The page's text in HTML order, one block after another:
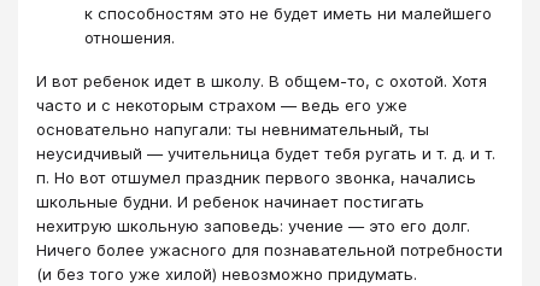
к способностям это не будет иметь ни малейшего
отношения.
И вот ребенок идет в школу. В общем-то, с охотой. Хотя
часто и с некоторым страхом ― ведь его уже
основательно напугали: ты невнимательный, ты
неусидчивый ― учительница будет тебя ругать и т. д. и т.
п. Но вот отшумел праздник первого звонка, начались
школьные будни. И ребенок начинает постигать
нехитрую школьную заповедь: учение ― это его долг.
Ничего более ужасного для познавательной потребности
(и без того уже хилой) невозможно придумать.